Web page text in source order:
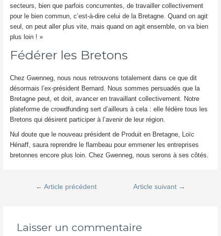
secteurs, bien que parfois concurrentes, de travailler collectivement
pour le bien commun, c’est-à-dire celui de la Bretagne. Quand on agit
seul, on peut aller plus vite, mais quand on agit ensemble, on va bien
plus loin ! »
Fédérer les Bretons
Chez Gwenneg, nous nous retrouvons totalement dans ce que dit
désormais l’ex-président Bernard. Nous sommes persuadés que la
Bretagne peut, et doit, avancer en travaillant collectivement. Notre
plateforme de crowdfunding sert d’ailleurs à cela : elle fédère tous les
Bretons qui désirent participer à l’avenir de leur région.
Nul doute que le nouveau président de Produit en Bretagne, Loïc
Hénaff, saura reprendre le flambeau pour emmener les entreprises
bretonnes encore plus loin. Chez Gwenneg, nous serons à ses côtés.
Navigation
← Article précédent Article suivant →
Laisser un commentaire